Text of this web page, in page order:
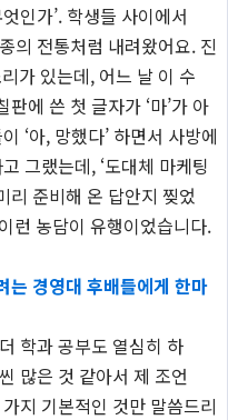
인가’. 학생들 사이에서
의 전통처럼 내려왔어요. 진
가 있는데, 어느 날 이 수
에 쓴 첫 글자가 ‘마’가 아
‘아, 망했다’ 하면서 사방에
그랬는데, ‘도대체 마케팅
리 준비해 온 답안지 찢었
런 농담이 유행이었습니다.
는 경영대 후배들에게 한마
학과 공부도 열심히 하
많은 것 같아서 제 조언
지 기본적인 것만 말씀드리